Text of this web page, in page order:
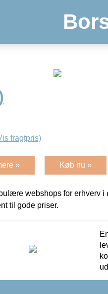
fragtpris)
» Køb nu »
webshops for erhverv i
til gode priser.